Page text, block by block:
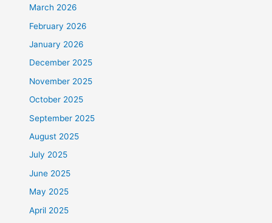
March 2026
February 2026
January 2026
December 2025
November 2025
October 2025
September 2025
August 2025
July 2025
June 2025
May 2025
April 2025